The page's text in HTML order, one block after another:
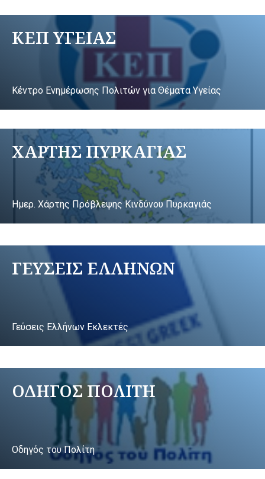
ΚΕΠ ΥΓΕΙΑΣ
Κέντρο Ενημέρωσης Πολιτών για Θέματα Υγείας
ΧΑΡΤΗΣ ΠΥΡΚΑΓΙΑΣ
Ημερ. Χάρτης Πρόβλεψης Κινδύνου Πυρκαγιάς
ΓΕΥΣΕΙΣ ΕΛΛΗΝΩΝ
Γεύσεις Ελλήνων Εκλεκτές
ΟΔΗΓΟΣ ΠΟΛΙΤΗ
Οδηγός του Πολίτη